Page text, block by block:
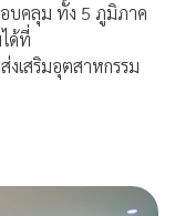
บคลุม ทั้ง 5 ภูมิภาค
ด้ที่
งเสริมอุตสาหกรรม